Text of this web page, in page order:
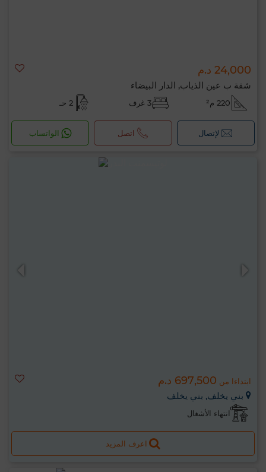
24,000 د.م
شقة ب عين الذياب, الدار البيضاء
220 م² 3 غرف 2 حـ
لإتصال اتصل الواتساب
ابتداءا من 697,500 د.م
بني يخلف, بني يخلف
انتهاء الأشغال
اعرف المزيد